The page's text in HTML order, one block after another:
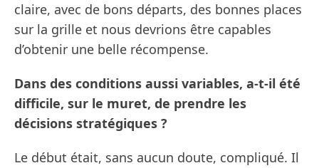
claire, avec de bons départs, des bonnes places
sur la grille et nous devrions être capables
d’obtenir une belle récompense.
Dans des conditions aussi variables, a-t-il été
difficile, sur le muret, de prendre les
décisions stratégiques ?
Le début était, sans aucun doute, compliqué. Il